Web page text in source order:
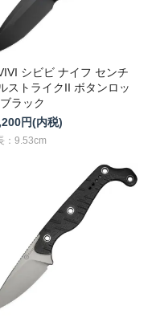
シビビ ナイフ センチ
ストライクII ボタンロッ
ラック
円(内税)
：9.53cm